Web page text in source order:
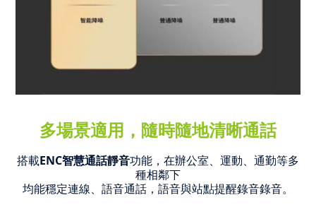
多場景適用，隨時隨地清晰通話
搭載ENC智慧通話靜音功能，在辦公室、運動、通勤等多
種相鄰下
均能穩定連線、語音通話，語音與站點提醒錄音錄音。